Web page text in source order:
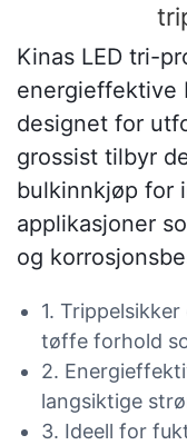
Kinas LED tri-
energieffektive
designet for
grossist tilbyr
bulkinnkjøp for
applikasjoner
og
1.
tøffe forhold
2.
langsiktige
3. Ideell for